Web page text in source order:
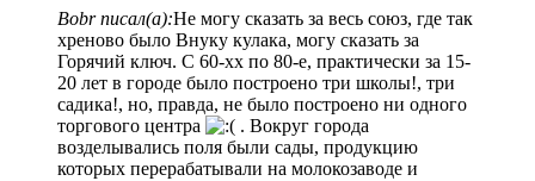
Bobr писал(а):Не могу сказать за весь союз, где так
хреново было Внуку кулака, могу сказать за
Горячий ключ. С 60-хх по 80-е, практически за 15-
20 лет в городе было построено три школы!, три
садика!, но, правда, не было построено ни одного
торгового центра
. Вокруг города
возделывались поля были сады, продукцию
которых перерабатывали на молокозаводе и